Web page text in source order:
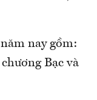
nay gồm:
Bạc và